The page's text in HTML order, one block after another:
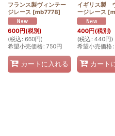
フランス製ヴィンテー
ジレース [mb7778]
600円(税別)
(税込 : 660円)
希望小売価格: 750円
カートに入れる
イギリス製
ージレース [
400円(税別)
(税込 : 440円)
希望小売価格:
カート